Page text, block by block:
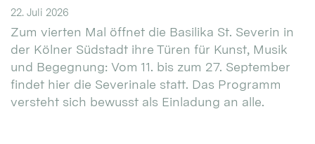
22. Juli 2026
Zum vierten Mal öffnet die Basilika St. Severin in
der Kölner Südstadt ihre Türen für Kunst, Musik
und Begegnung: Vom 11. bis zum 27. September
findet hier die Severinale statt. Das Programm
versteht sich bewusst als Einladung an alle.